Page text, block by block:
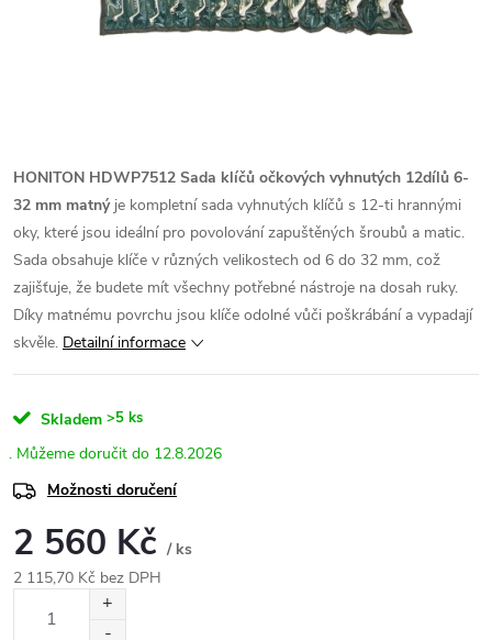
HONITON HDWP7512 Sada klíčů očkových vyhnutých 12dílů 6-
32 mm matnýje kompletní sada vyhnutých klíčů s 12-ti hrannými
oky, které jsou ideální pro povolování zapuštěných šroubů a matic.
Sada obsahuje klíče v různých velikostech od 6 do 32 mm, což
zajišťuje, že budete mít všechny potřebné nástroje na dosah ruky.
Díky matnému povrchu jsou klíče odolné vůči poškrábání a vypadají
skvěle. Detailní informace
Skladem >5 ks
12.8.2026
Možnosti doručení
2 560 Kč / ks
2 115,70 Kč bez DPH